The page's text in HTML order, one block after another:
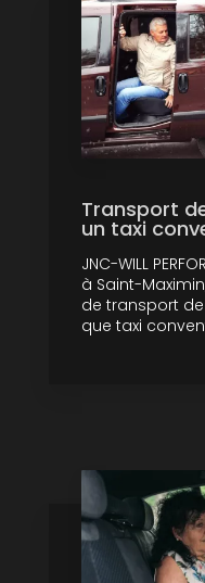
Transport
un taxi
JNC-WILL
à Saint-
de transport
que taxi